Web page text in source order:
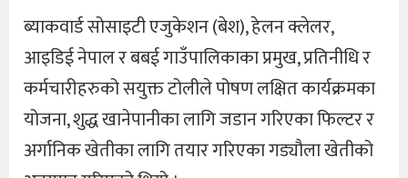
ब्याकवार्ड सोसाइटी एजुकेशन (बेश), हेलन क्लेलर,
आइडिई नेपाल र बबई गाउँपालिकाका प्रमुख, प्रतिनीधि र
कर्मचारीहरुको सयुक्त टोलीले पोषण लक्षित कार्यक्रमका
योजना, शुद्ध खानेपानीका लागि जडान गरिएका फिल्टर र
अर्गानिक खेतीका लागि तयार गरिएका गड्यौला खेतीको